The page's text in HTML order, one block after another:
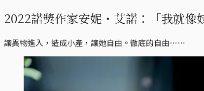
2022諾獎作家安妮・艾諾：「我就像
讓異物進入，造成小產，讓她自由。徹底的自由⋯⋯